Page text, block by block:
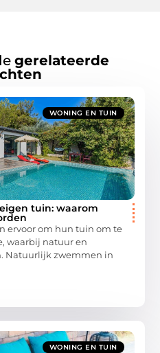
gerelateerde
WONING EN TUIN
tuin: waarom
ervoor om hun tuin om te
waarbij natuur en
Natuurlijk zwemmen in
WONING EN TUIN